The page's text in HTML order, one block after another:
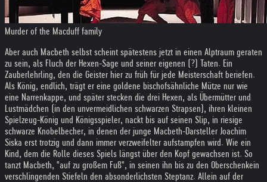
Murder of the Macduff family
Aber auch Macbeth selbst scheint spätestens jetzt in einen Alptraum geraten
zu sein, als Fluch der Hexen-Sage und seiner eigenen (?) Taten. Ein
Zauberlehrling, den die Geister hier zu früh für jede Meisterschaft beriefen.
Als König, endlich, trägt er eine goldene bischofsähnliche Mütze nur wie
eine Narrenkappe, und später stecken die drei Hexen, als Übermütter und
Lustmädchen (in den unvermeidlichen schwarzen Strapsen), ihren kleinen
Spielzeug-König und Königsspieler, nackt bis auf seinen Slip, in riesige
schwarze Knobelbecher, in denen der junge Macbeth-Darsteller Joachim
Siska erst trotzig und dann immer verzweifelter aufstampfen wird. Wie ein
Kind, dem die Rolle dieses Spiels längst über den Kopf gewachsen ist. So
tanzt Macbeth, "auf zu großem Fuß", in seinen ihn bis zu den Oberschenkein
verschlingenden Stiefeln den absonderlichsten Steptanz. Allein auf der